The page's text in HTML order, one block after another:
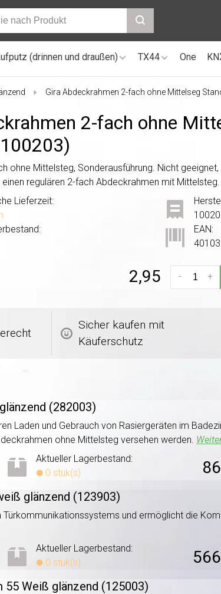
(drinnen und draußen) TX44 One
Gira Abdeckrahmen 2-fach ohne Mittelseg
2-fach ohne
ohne Mittelsteg, Sonderausführung. Nicht
regulären 2-fach Abdeckrahmen mit Mittelsteg.
Lieferzeit:
EAN:
2,95 +
-
Sicher kaufen mit
Käuferschutz
(282003)
Laden und Gebrauch von Rasiergeräten im
ohne Mittelsteg versehen werden.
Aktueller Lagerbestand:
0 stuk(s)
glänzend (123903)
Türkommunikationssystems und ermöglicht die
Aktueller Lagerbestand:
0 stuk(s)
55 Weiß glänzend (125003)